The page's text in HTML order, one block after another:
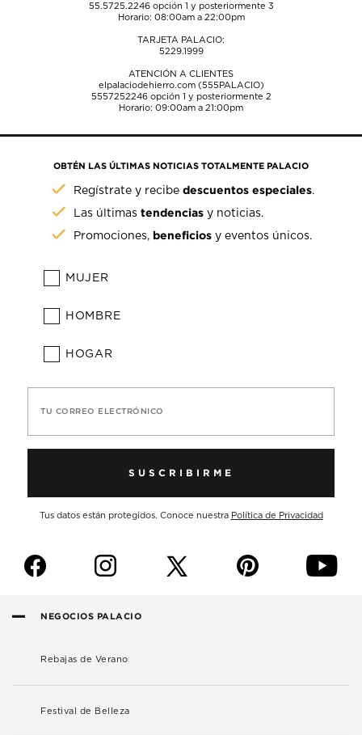
55.5725.2246opción 1 y posteriormente 3
Horario: 08:00am a 22:00pm
TARJETA PALACIO:
5229.1999
ATENCIÓN A CLIENTES
elpalaciodehierro.com (555PALACIO)
5557252246opción 1 y posteriormente 2
Horario: 09:00am a 21:00pm
OBTÉN LAS ÚLTIMAS NOTICIAS TOTALMENTE PALACIO
Regístrate y recibedescuentos especiales.
Las últimastendencias y noticias.
Promociones, beneficios y eventos únicos.
MUJER
HOMBRE
HOGAR
TU CORREO ELECTRÓNICO
SUSCRIBIRME
Tus datos están protegidos. Conoce nuestra Política de Privacidad
f i p y
NEGOCIOS PALACIO
Rebajas de Verano
Festival de Belleza